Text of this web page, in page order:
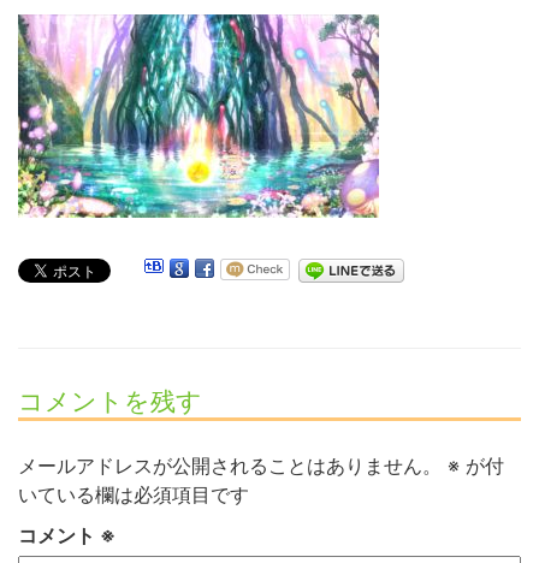
コメントを残す
メールアドレスが公開されることはありません。 ※ が付
いている欄は必須項目です
コメント ※